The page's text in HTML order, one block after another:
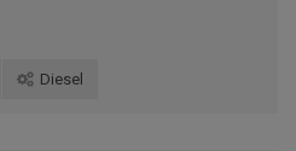
Diesel